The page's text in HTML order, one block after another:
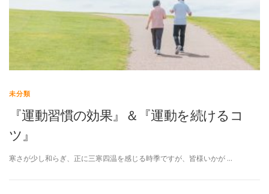
パーキンソン体操リハビリ動画DVD
高齢者向けおすすめ脳トレプリント
スタッフ紹介／求人情報 お客様の声 料金表
よくある質問(FAQ) アクセス・お問合せ コラム
未分類
『運動習慣の効果』＆『運動を続けるコ
ツ』
寒さが少し和らぎ、正に三寒四温を感じる時季ですが、皆様いかが …